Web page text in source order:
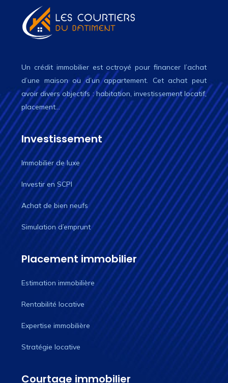
Un crédit immobilier est octroyé pour financer l’achat
d’une maison ou d’un appartement. Cet achat peut
avoir divers objectifs : habitation, investissement locatif,
placement…
Investissement
Immobilier de luxe
Investir en SCPI
Achat de bien neufs
Simulation d’emprunt
Placement immobilier
Estimation immobilière
Rentabilité locative
Expertise immobilière
Stratégie locative
Courtage immobilier